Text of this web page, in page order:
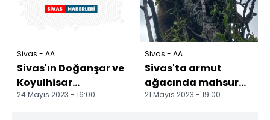
Sivas - AA
Sivas'ın Doğanşar ve
Koyulhisar
ilçelerinde dolu etkili
24 Mayıs 2023 - 16:00
Sivas - AA
Sivas'ta armut
ağacında mahsur
kalan 2 ayı yavrusu
21 Mayıs 2023 - 19:00